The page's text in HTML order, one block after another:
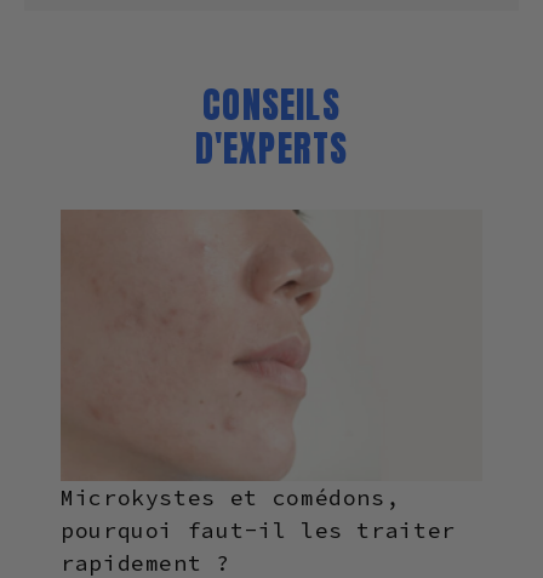
CONSEILS
D'EXPERTS
Microkystes et comédons,
pourquoi faut-il les traiter
rapidement ?